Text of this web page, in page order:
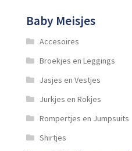
Baby Meisjes
Accesoires
Broekjes en Leggings
Jasjes en Vestjes
Jurkjes en Rokjes
Rompertjes en Jumpsuits
Shirtjes